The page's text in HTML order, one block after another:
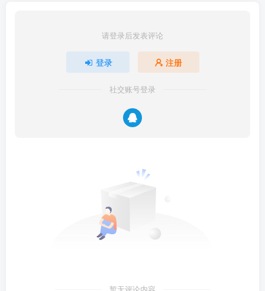
请登录后发表评论
登录 注册
社交账号登录